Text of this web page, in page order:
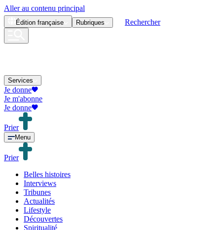
Aller au contenu principal
Édition française Rubriques Rechercher
Services
Je donne
Je m'abonne
Je donne
Prier
Menu
Prier
Belles histoires
Interviews
Tribunes
Actualités
Lifestyle
Découvertes
Spiritualité